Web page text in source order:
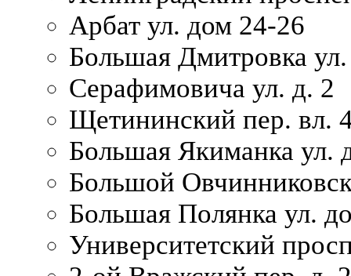
Арбат ул. дом 24-26
Большая Дмитровка
Серафимовича ул. д. 2
Щетининский пер. вл.
Большая Якиманка ул.
Большой
Большая Полянка ул.
Университетский